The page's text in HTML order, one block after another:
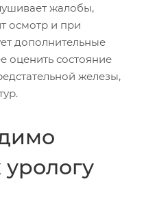
жалобы,
осмотр и при
дополнительные
оценить состояние
железы,